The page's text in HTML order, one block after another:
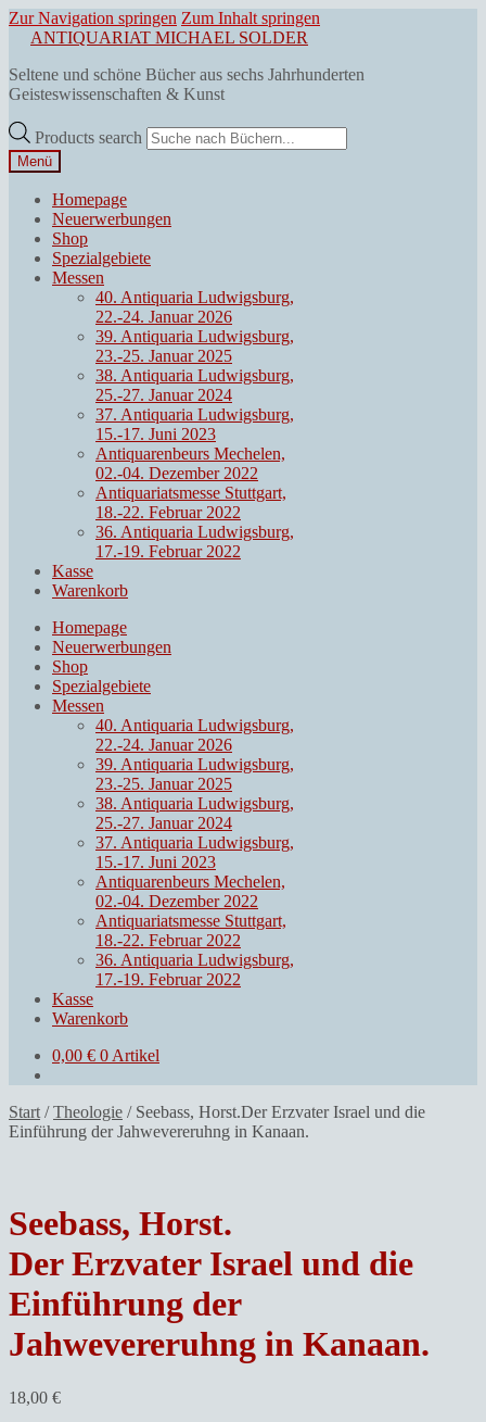
Zur Navigation springen Zum Inhalt springen
ANTIQUARIAT MICHAEL SOLDER
Seltene und schöne Bücher aus sechs Jahrhunderten
Geisteswissenschaften & Kunst
Products search
Menü
Homepage
Neuerwerbungen
Shop
Spezialgebiete
Messen
40. Antiquaria Ludwigsburg,
22.-24. Januar 2026
39. Antiquaria Ludwigsburg,
23.-25. Januar 2025
38. Antiquaria Ludwigsburg,
25.-27. Januar 2024
37. Antiquaria Ludwigsburg,
15.-17. Juni 2023
Antiquarenbeurs Mechelen,
02.-04. Dezember 2022
Antiquariatsmesse Stuttgart,
18.-22. Februar 2022
36. Antiquaria Ludwigsburg,
17.-19. Februar 2022
Kasse
Warenkorb
Homepage
Neuerwerbungen
Shop
Spezialgebiete
Messen
40. Antiquaria Ludwigsburg,
22.-24. Januar 2026
39. Antiquaria Ludwigsburg,
23.-25. Januar 2025
38. Antiquaria Ludwigsburg,
25.-27. Januar 2024
37. Antiquaria Ludwigsburg,
15.-17. Juni 2023
Antiquarenbeurs Mechelen,
02.-04. Dezember 2022
Antiquariatsmesse Stuttgart,
18.-22. Februar 2022
36. Antiquaria Ludwigsburg,
17.-19. Februar 2022
Kasse
Warenkorb
0,00 € 0 Artikel
Start /Theologie / Seebass, Horst.Der Erzvater Israel und die
Einführung der Jahwevereruhng in Kanaan.
Seebass, Horst.
Der Erzvater Israel und die
Einführung der
Jahwevereruhng in Kanaan.
18,00 €